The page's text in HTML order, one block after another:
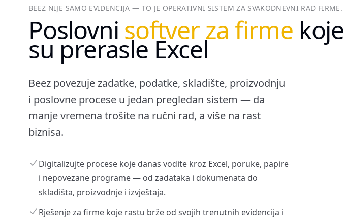
BEEZ NIJE SAMO EVIDENCIJA — TO JE OPERATIVNI SISTEM ZA SVAKODNEVNI RAD FIRME.
Poslovni softver za firme koje
su prerasle Excel
Beez povezuje zadatke, podatke, skladište, proizvodnju
i poslovne procese u jedan pregledan sistem — da
manje vremena trošite na ručni rad, a više na rast
biznisa.
Digitalizujte procese koje danas vodite kroz Excel, poruke, papire
i nepovezane programe — od zadataka i dokumenata do
skladišta, proizvodnje i izvještaja.
Rješenje za firme koje rastu brže od svojih trenutnih evidencija i